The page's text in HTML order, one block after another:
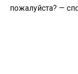
пожалуйста? —